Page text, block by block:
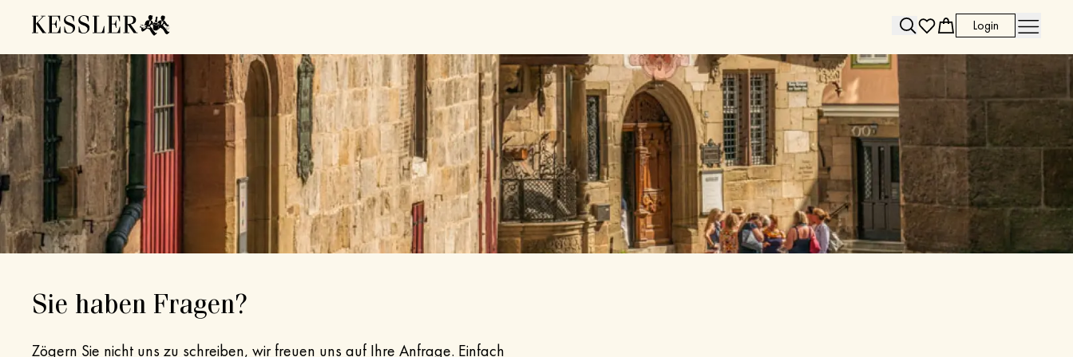
Search Login
Sie haben Fragen?
Zögern Sie nicht uns zu schreiben, wir freuen uns auf Ihre Anfrage. Einfach